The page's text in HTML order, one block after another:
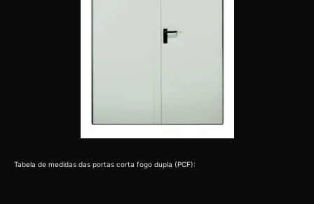
Tabela de medidas das portas corta fogo dupla (PCF):